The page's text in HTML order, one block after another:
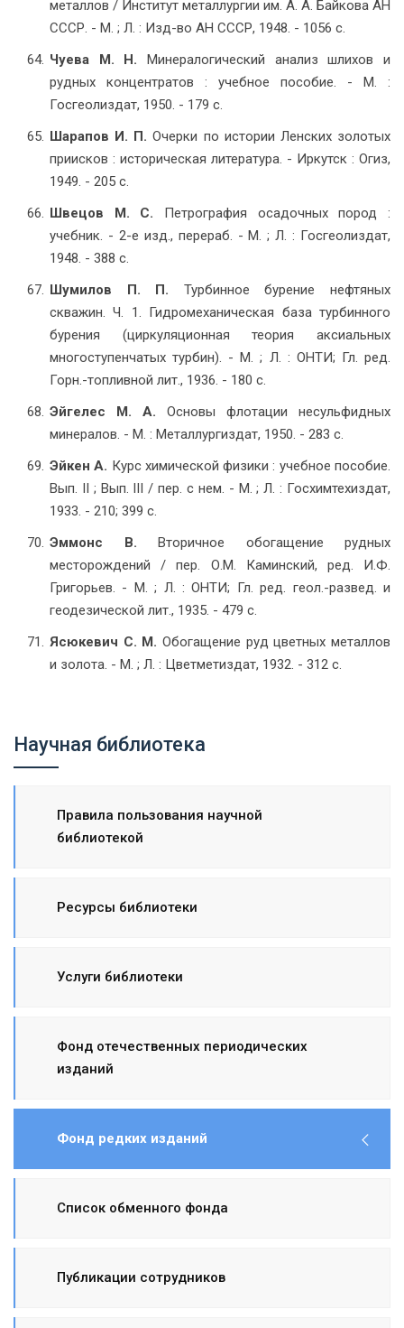
металлов / Институт металлургии им. А. А. Байкова АН
СССР. - М. ; Л. : Изд-во АН СССР, 1948. - 1056 с.
Чуева М. Н. Минералогический анализ шлихов и
рудных концентратов : учебное пособие. - М. :
Госгеолиздат, 1950. - 179 с.
Шарапов И. П.Очерки по истории Ленских золотых
приисков : историческая литература. - Иркутск : Огиз,
1949. - 205 с.
Швецов М. С. Петрография осадочных пород :
учебник. - 2-е изд., перераб. - М. ; Л. : Госгеолиздат,
1948. - 388 с.
Шумилов П. П. Турбинное бурение нефтяных
скважин. Ч. 1. Гидромеханическая база турбинного
бурения (циркуляционная теория аксиальных
многоступенчатых турбин). - М. ; Л. : ОНТИ; Гл. ред.
Горн.-топливной лит., 1936. - 180 с.
Эйгелес М. А. Основы флотации несульфидных
минералов. - М. : Металлургиздат, 1950. - 283 с.
Эйкен А. Курс химической физики : учебное пособие.
Вып. II ; Вып. III / пер. с нем. - М. ; Л. : Госхимтехиздат,
1933. - 210; 399 с.
Эммонс В. Вторичное обогащение рудных
месторождений / пер. О.М. Каминский, ред. И.Ф.
Григорьев. - М. ; Л. : ОНТИ; Гл. ред. геол.-развед. и
геодезической лит., 1935. - 479 с.
Ясюкевич С. М. Обогащение руд цветных металлов
и золота. - М. ; Л. : Цветметиздат, 1932. - 312 с.
Научная библиотека
Правила пользования научной
библиотекой
Ресурсы библиотеки
Услуги библиотеки
Фонд отечественных периодических
изданий
Фонд редких изданий
Список обменного фонда
Публикации сотрудников